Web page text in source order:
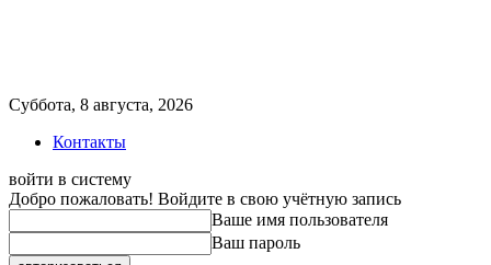
Суббота, 8 августа, 2026
Контакты
войти в систему
Добро пожаловать! Войдите в свою учётную запись
Ваше имя пользователя
Ваш пароль